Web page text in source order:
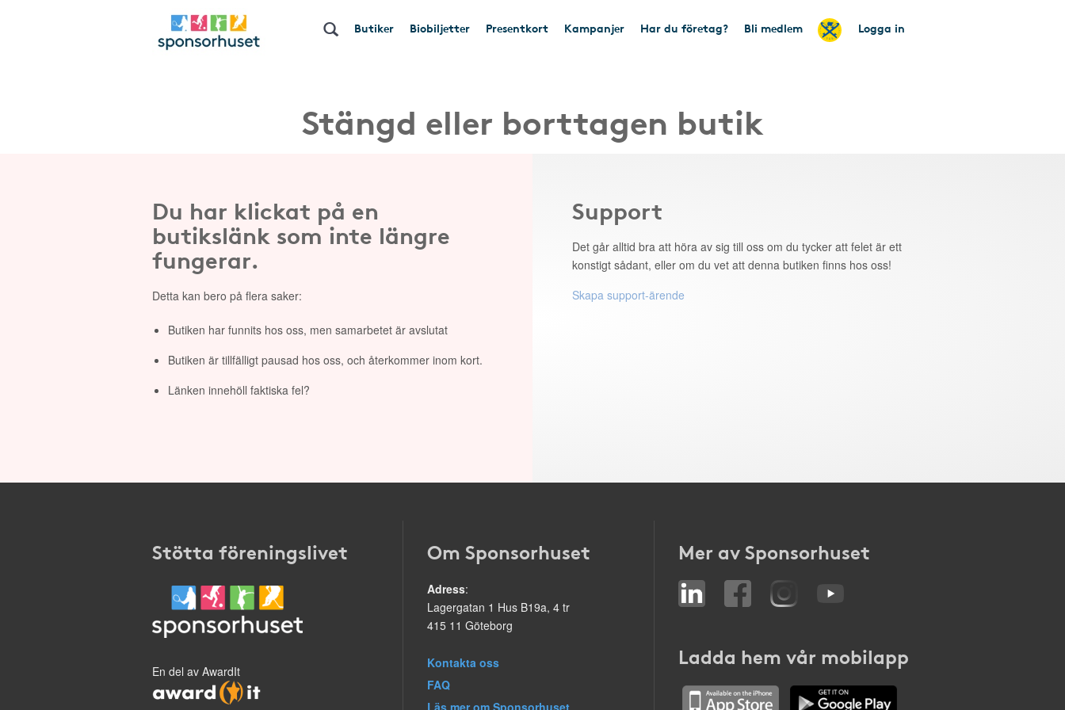
Butiker Biobiljetter Presentkort Kampanjer Har du företag? Bli medlem Logga in
Stängd eller borttagen butik
Du har klickat på en
butikslänk som inte längre
fungerar.
Detta kan bero på flera saker:
Butiken har funnits hos oss, men samarbetet är avslutat
Butiken är tillfälligt pausad hos oss, och återkommer inom kort.
Länken innehöll faktiska fel?
Support
Det går alltid bra att höra av sig till oss om du tycker att felet är ett
konstigt sådant, eller om du vet att denna butiken finns hos oss!
Skapa support-ärende
Stötta föreningslivet
En del av AwardIt
Om Sponsorhuset
Adress:
Lagergatan 1 Hus B19a, 4 tr
415 11 Göteborg
Kontakta oss
FAQ
Läs mer om Sponsorhuset
Mer av Sponsorhuset
Ladda hem vår mobilapp